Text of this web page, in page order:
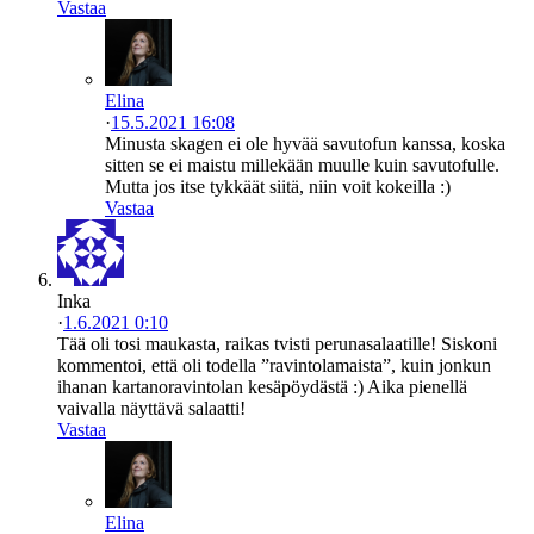
Vastaa
Elina
·15.5.2021 16:08
Minusta skagen ei ole hyvää savutofun kanssa, koska
sitten se ei maistu millekään muulle kuin savutofulle.
Mutta jos itse tykkäät siitä, niin voit kokeilla :)
Vastaa
Inka
·1.6.2021 0:10
Tää oli tosi maukasta, raikas tvisti perunasalaatille! Siskoni
kommentoi, että oli todella ”ravintolamaista”, kuin jonkun
ihanan kartanoravintolan kesäpöydästä :) Aika pienellä
vaivalla näyttävä salaatti!
Vastaa
Elina